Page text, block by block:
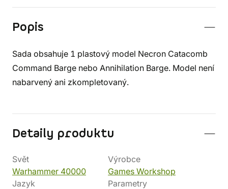
Popis
Sada obsahuje 1 plastový model Necron Catacomb
Command Barge nebo Annihilation Barge. Model není
nabarvený ani zkompletovaný.
Detaily produktu
Svět
Warhammer 40000
Výrobce
Games Workshop
Jazyk
Parametry